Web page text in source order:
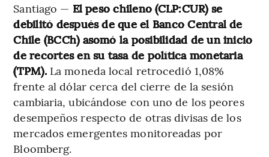
Santiago — El peso chileno (CLP:CUR) se
debilitó después de que el Banco Central de
Chile (BCCh) asomó la posibilidad de un inicio
de recortes en su tasa de política monetaria
(TPM). La moneda local retrocedió 1,08%
frente al dólar cerca del cierre de la sesión
cambiaria, ubicándose con uno de los peores
desempeños respecto de otras divisas de los
mercados emergentes monitoreadas por
Bloomberg.